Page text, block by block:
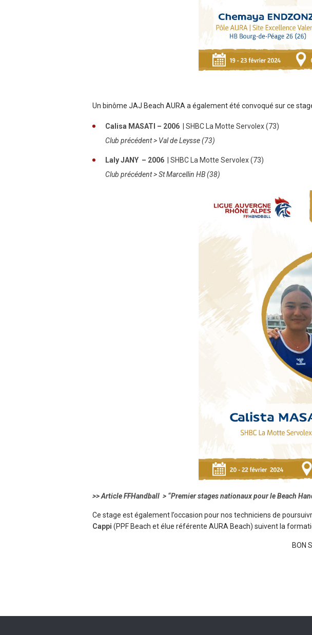
Un binôme JAJ Beach AURA a également été convoqué sur ce
Calisa MASATI – 2006
| SHBC La Motte Servolex (73)
Club précédent > Val de Leysse (73)
Laly JANY – 2006
| SHBC La Motte Servolex (73)
Club précédent > St Marcellin HB (38)
>> Article FFHandball > “Premier stages nationaux pour le Beach
Ce stage est également l’occasion pour nos techniciens de
Cappi (PPF Beach et élue référente AURA Beach) suivent la
BON